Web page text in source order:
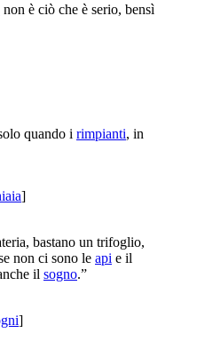
non è ciò che è serio, bensì
quando i rimpianti, in
]
bastano un trifoglio,
non ci sono le api e il
il sogno.”
]